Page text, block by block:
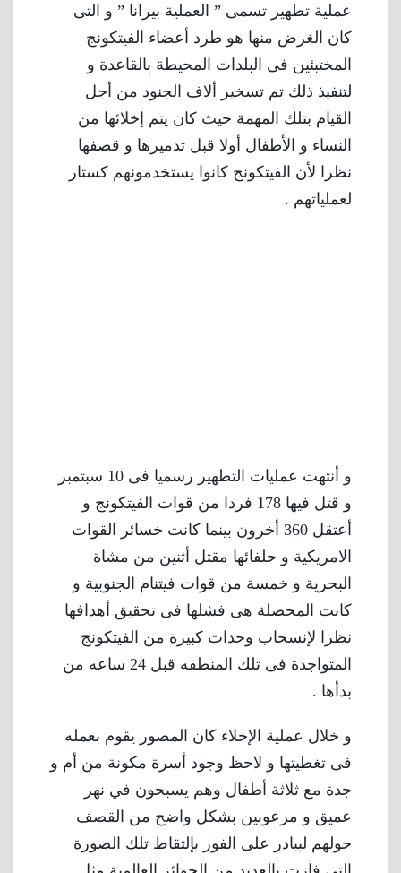
عملية تطهير تسمى ” العملية بيرانا ” و التى
كان الغرض منها هو طرد أعضاء الفيتكونج
المختبئين فى البلدات المحيطة بالقاعدة و
لتنفيذ ذلك تم تسخير ألاف الجنود من أجل
القيام بتلك المهمة حيث كان يتم إخلائها من
النساء و الأطفال أولا قبل تدميرها و قصفها
نظرا لأن الفيتكونج كانوا يستخدمونهم كستار
لعملياتهم .
و أنتهت عمليات التطهير رسميا فى 10 سبتمبر
و قتل فيها 178 فردا من قوات الفيتكونج و
أعتقل 360 أخرون بينما كانت خسائر القوات
الامريكية و حلفائها مقتل أثنين من مشاة
البحرية و خمسة من قوات فيتنام الجنوبية و
كانت المحصلة هى فشلها فى تحقيق أهدافها
نظرا لإنسحاب وحدات كبيرة من الفيتكونج
المتواجدة فى تلك المنطقه قبل 24 ساعه من
بدأها .
و خلال عملية الإخلاء كان المصور يقوم بعمله
فى تغطيتها و لاحظ وجود أسرة مكونة من أم و
جدة مع ثلاثة أطفال وهم يسبحون في نهر
عميق و مرعوبين بشكل واضح من القصف
حولهم ليبادر على الفور بإلتقاط تلك الصورة